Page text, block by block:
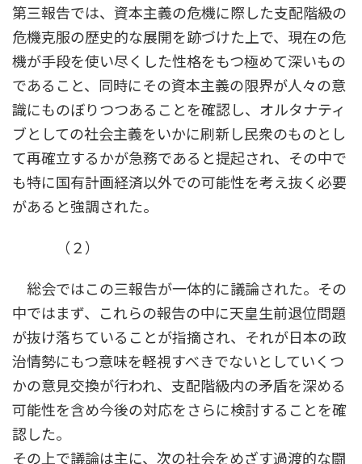
第三報告では、資本主義の危機に際した支配階級の
危機克服の歴史的な展開を跡づけた上で、現在の危
機が手段を使い尽くした性格をもつ極めて深いもの
であること、同時にその資本主義の限界が人々の意
識にものぼりつつあることを確認し、オルタナティ
ブとしての社会主義をいかに刷新し民衆のものとし
て再確立するかが急務であると提起され、その中で
も特に国有計画経済以外での可能性を考え抜く必要
があると強調された。
（２）
総会ではこの三報告が一体的に議論された。その
中ではまず、これらの報告の中に天皇生前退位問題
が抜け落ちていることが指摘され、それが日本の政
治情勢にもつ意味を軽視すべきでないとしていくつ
かの意見交換が行われ、支配階級内の矛盾を深める
可能性を含め今後の対応をさらに検討することを確
認した。
その上で議論は主に、次の社会をめざす過渡的な闘